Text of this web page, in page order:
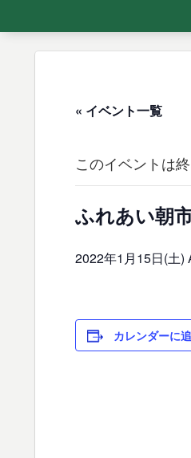
« イベント一覧
このイベントは終
ふれあい朝
2022年1月15日(土)
カレンダーに